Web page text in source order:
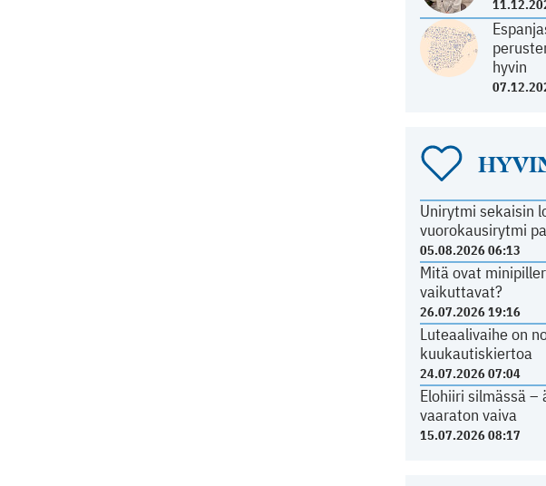
hyvin
Unirytmi sekaisin
vuorokausirytmi
05.08.2026 06:13
Mitä ovat
vaikuttavat?
26.07.2026 19:16
Luteaalivaihe on
kuukautiskiertoa
24.07.2026 07:04
Elohiiri silmässä
vaaraton vaiva
15.07.2026 08:17